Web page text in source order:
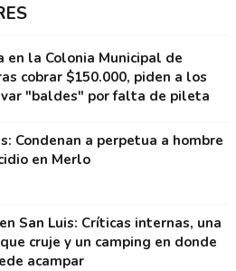
en la Colonia Municipal de
cobrar $150.000, piden a los
"baldes" por falta de pileta
Condenan a perpetua a hombre
en Merlo
San Luis: Críticas internas, una
cruje y un camping en donde
acampar